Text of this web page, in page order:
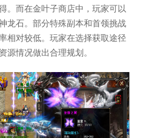
。而在金叶子商店中，玩家可以
龙石。部分特殊副本和首领挑战
相对较低。玩家在选择获取途径
源情况做出合理规划。